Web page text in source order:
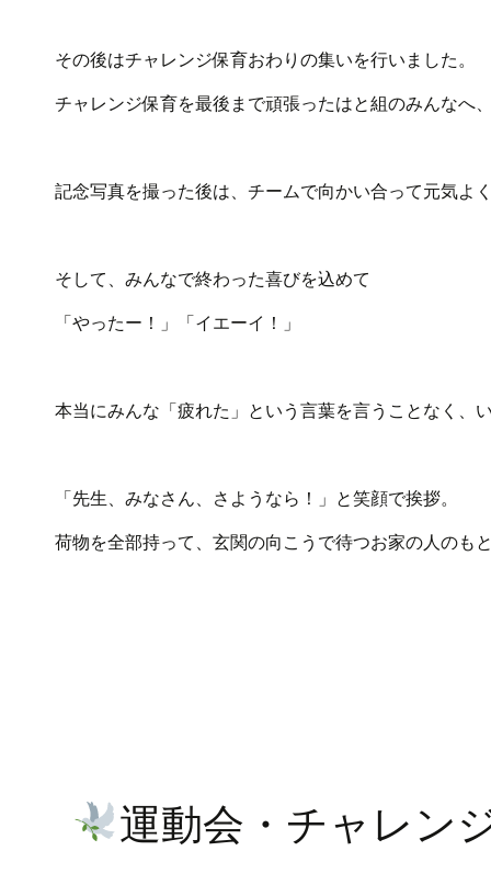
その後はチャレンジ保育おわりの集いを行いました。
チャレンジ保育を最後まで頑張ったはと組のみんなへ
記念写真を撮った後は、チームで向かい合って元気よ
そして、みんなで終わった喜びを込めて
「やったー！」「イエーイ！」
本当にみんな「疲れた」という言葉を言うことなく、
「先生、みなさん、さようなら！」と笑顔で挨拶。
荷物を全部持って、玄関の向こうで待つお家の人のも
運動会・チャレン